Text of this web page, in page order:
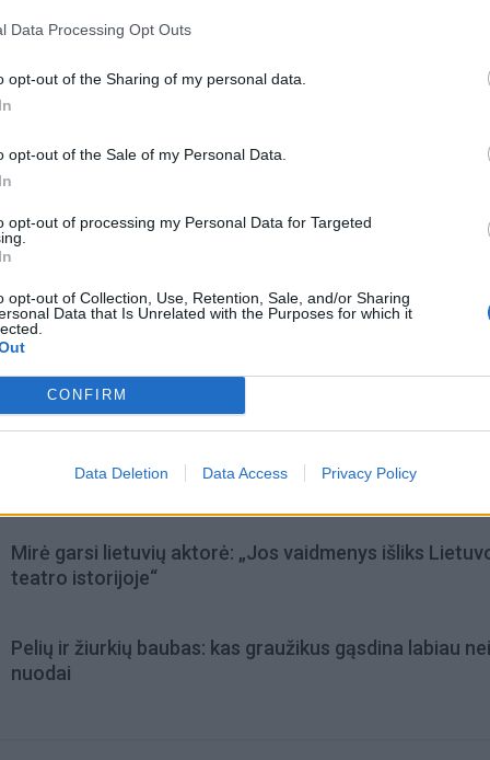
Data Processing Opt Outs
opt-out of the Sharing of my personal data.
opt-out of the Sale of my Personal Data.
opt-out of processing my Personal Data for Targeted
opt-out of Collection, Use, Retention, Sale, and/or Sharing
Data that Is Unrelated with the Purposes for which it
CONFIRM
Data Deletion Data Access Privacy Policy
ir atėmė vieno keleivio 12 mln. grivinų - daugiau nei
uostamiestyje buvo sulaikyti keturi 39, 28, 41, 36
Mirė garsi lietuvių aktorė: „Jos vaidmenys išliks
teatro istorijoje“
Pelių ir žiurkių baubas: kas graužikus gąsdina labiau nei
nuodai